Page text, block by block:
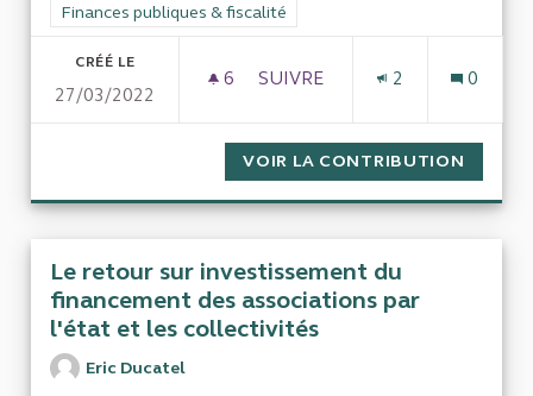
Filtrer les résultats de la catégorie : Finances publiques &
Finances publiques & fiscalité
CRÉÉ LE
27/03/2022
6 6 ABONNÉS
SUIVRE
2 0
VOIR LA CONTRIBUTION
Le retour sur investissement du
financement des associations par
l'état et les collectivités
Eric Ducatel